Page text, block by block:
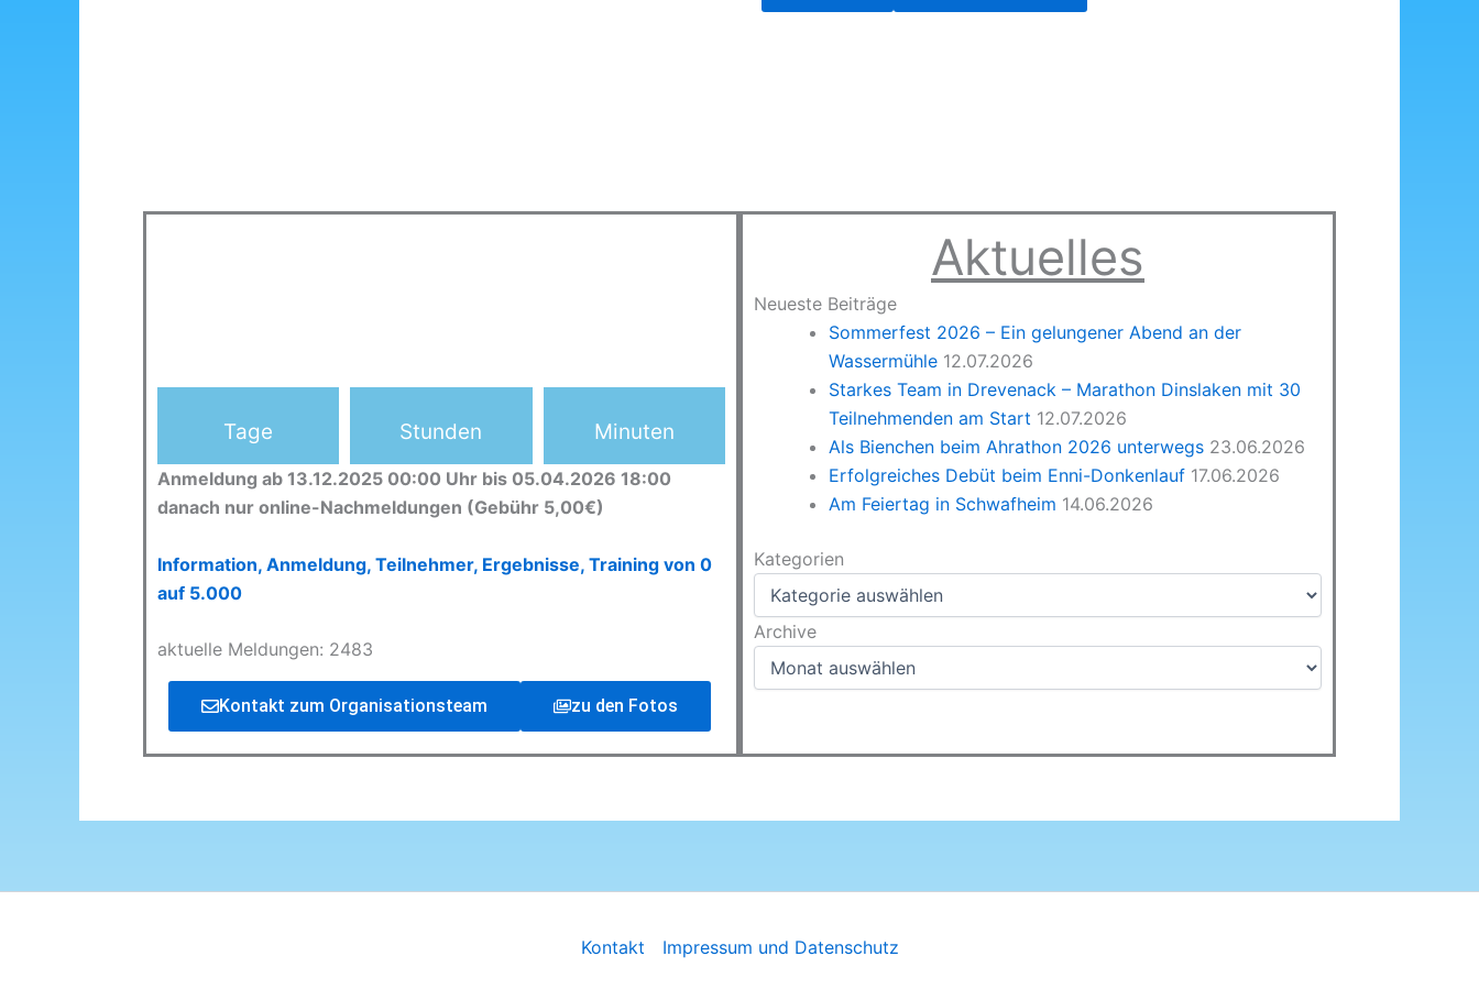
Tage Stunden Minuten
Anmeldung ab 13.12.2025 00:00 Uhr bis 05.04.2026 18:00
danach nur online-Nachmeldungen (Gebühr 5,00€)
Information, Anmeldung, Teilnehmer, Ergebnisse, Training von 0
auf 5.000
aktuelle Meldungen: 2483
Kontakt zum Organisationsteam zu den Fotos
Aktuelles
Neueste Beiträge
Sommerfest 2026 – Ein gelungener Abend an der
Wassermühle 12.07.2026
Starkes Team in Drevenack – Marathon Dinslaken mit 30
Teilnehmenden am Start 12.07.2026
Als Bienchen beim Ahrathon 2026 unterwegs 23.06.2026
Erfolgreiches Debüt beim Enni-Donkenlauf 17.06.2026
Am Feiertag in Schwafheim 14.06.2026
Kategorien
Kategorien
Archive
Archive
Kontakt Impressum und Datenschutz